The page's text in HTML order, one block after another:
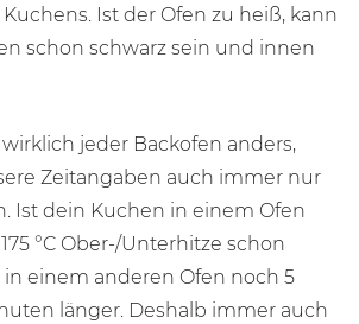
Ist der Ofen zu heiß, kann
schon schwarz sein und innen
jeder Backofen anders,
Zeitangaben auch immer nur
Ist dein Kuchen in einem Ofen
175 °C Ober-/Unterhitze schon
einem anderen Ofen noch 5
länger. Deshalb immer auch